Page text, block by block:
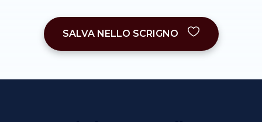
SALVA NELLO SCRIGNO